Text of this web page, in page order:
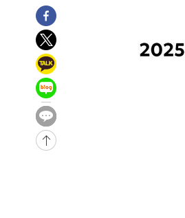
-21536초 전 >
-17643초 전 >
-15353초 전 >
선재도서 해루질 나섰다
-12887초 전 >
-12263초 전 >
-8490초 전 >
극한폭염 한풀 꺾이지만
주 날씨]
-5508초 전 >
축구협회 "압수수색·성
-4025초 전 >
[속보]'압수수색·성접대
'최고 37도' 폭염 지속…강원
[속보]뉴욕증시 상승 마감